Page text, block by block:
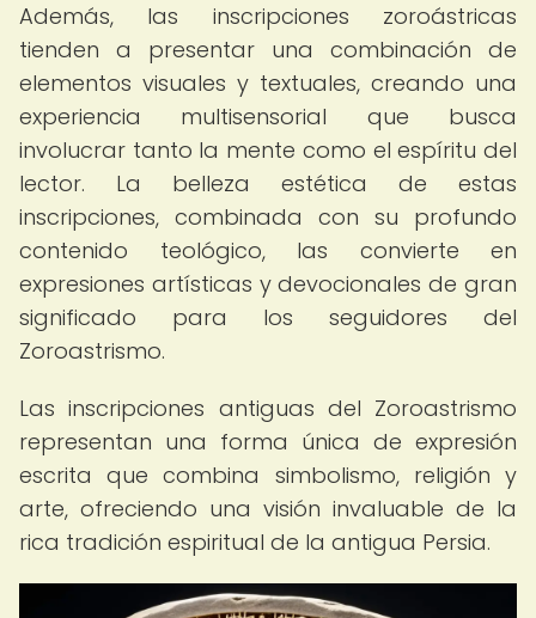
Además, las inscripciones zoroástricas
tienden a presentar una combinación de
elementos visuales y textuales, creando una
experiencia multisensorial que busca
involucrar tanto la mente como el espíritu del
lector. La belleza estética de estas
inscripciones, combinada con su profundo
contenido teológico, las convierte en
expresiones artísticas y devocionales de gran
significado para los seguidores del
Zoroastrismo.
Las inscripciones antiguas del Zoroastrismo
representan una forma única de expresión
escrita que combina simbolismo, religión y
arte, ofreciendo una visión invaluable de la
rica tradición espiritual de la antigua Persia.